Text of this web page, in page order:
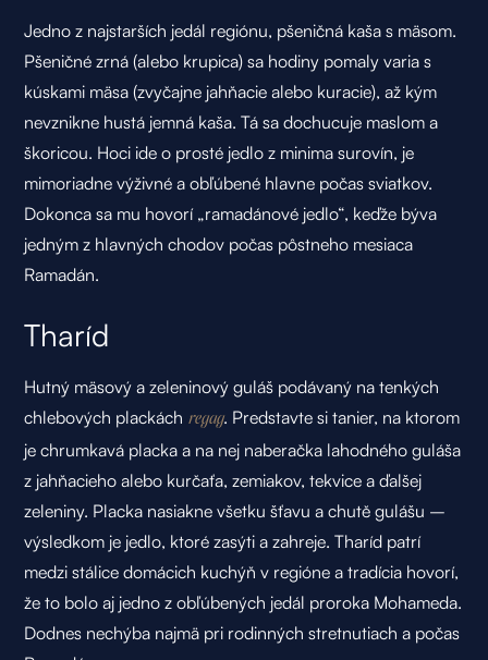
Jedno z najstarších jedál regiónu, pšeničná kaša s mäsom.
Pšeničné zrná (alebo krupica) sa hodiny pomaly varia s
kúskami mäsa (zvyčajne jahňacie alebo kuracie), až kým
nevznikne hustá jemná kaša. Tá sa dochucuje maslom a
škoricou. Hoci ide o prosté jedlo z minima surovín, je
mimoriadne výživné a obľúbené hlavne počas sviatkov.
Dokonca sa mu hovorí „ramadánové jedlo“, keďže býva
jedným z hlavných chodov počas pôstneho mesiaca
Ramadán.
Tharíd
Hutný mäsový a zeleninový guláš podávaný na tenkých
chlebových plackách regag. Predstavte si tanier, na ktorom
je chrumkavá placka a na nej naberačka lahodného guláša
z jahňacieho alebo kurčaťa, zemiakov, tekvice a ďalšej
zeleniny. Placka nasiakne všetku šťavu a chutě gulášu –
výsledkom je jedlo, ktoré zasýti a zahreje. Tharíd patrí
medzi stálice domácich kuchýň v regióne a tradícia hovorí,
že to bolo aj jedno z obľúbených jedál proroka Mohameda.
Dodnes nechýba najmä pri rodinných stretnutiach a počas